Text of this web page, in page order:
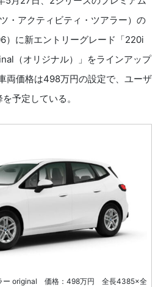
・アクティビティ・ツアラー）の
）に新エントリーグレード「220i
（オリジナル）」をラインアップ
両価格は498万円の設定で、ユーザ
予定している。
ー original 価格：498万円 全長4385×全